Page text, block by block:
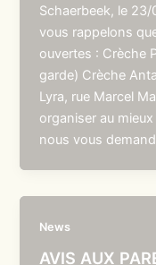
Schaerbeek, le
vous rappelons
ouvertes : Crèche
garde) Crèche
Lyra, rue Marcel
organiser au
nous vous
News
AVIS AUX